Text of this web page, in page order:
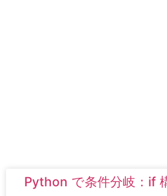
Python で条件分岐：if